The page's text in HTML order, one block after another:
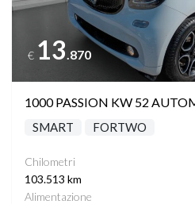
€ 13 .870
1000 PASSION KW 52
SMART FORTWO
Chilometri
103.513 km
Alimentazione